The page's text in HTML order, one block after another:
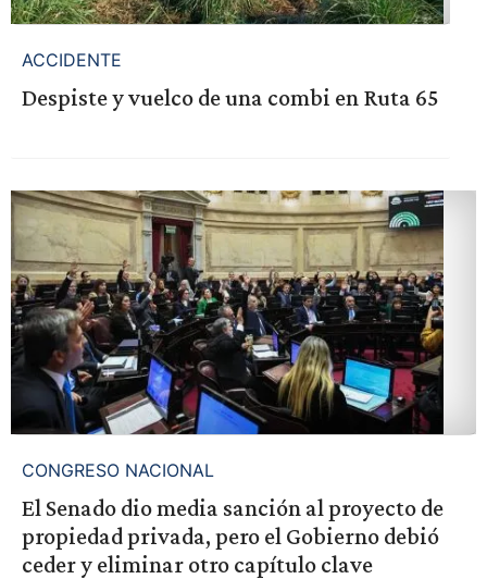
ACCIDENTE
Despiste y vuelco de una combi en Ruta 65
CONGRESO NACIONAL
El Senado dio media sanción al proyecto de
propiedad privada, pero el Gobierno debió
ceder y eliminar otro capítulo clave